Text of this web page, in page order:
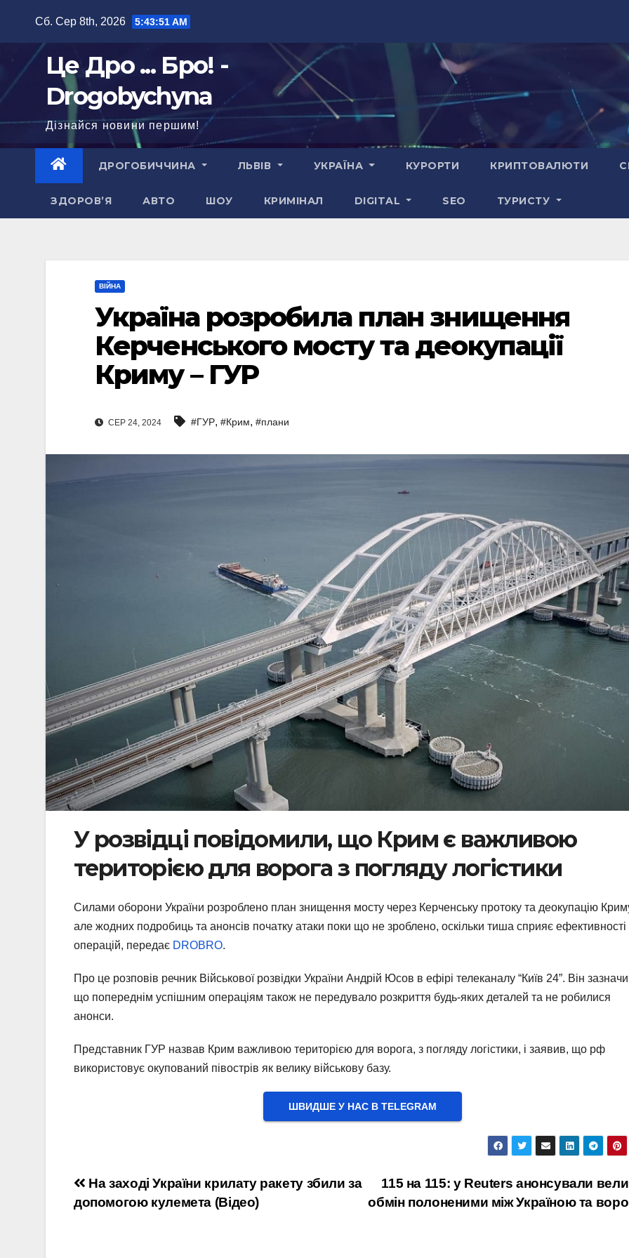
Сб. Сер 8th, 2026 5:43:52 AM
Це Дро ... Бро! -
Drogobychyna
Дізнайся новини першим!
ДРОГОБИЧЧИНА ЛЬВІВ УКРАЇНА КУРОРТИ КРИПТОВАЛЮТИ
ЗДОРОВ’Я АВТО ШОУ КРИМІНАЛ DIGITAL SEO ТУРИСТУ
ВІЙНА
Україна розробила план знищення
Керченського мосту та деокупації
Криму – ГУР
СЕР 24, 2024 #ГУР, #Крим, #плани
У розвідці повідомили, що Крим є важливою
територією для ворога з погляду логістики
Силами оборони України розроблено план знищення мосту через Керченську протоку та деокупацію
але жодних подробиць та анонсів початку атаки поки що не зроблено, оскільки тиша сприяє ефективності
операцій, передає DROBRO.
Про це розповів речник Військової розвідки України Андрій Юсов в ефірі телеканалу “Київ 24”. Він
що попереднім успішним операціям також не передувало розкриття будь-яких деталей та не робилися
анонси.
Представник ГУР назвав Крим важливою територією для ворога, з погляду логістики, і заявив, що рф
використовує окупований півострів як велику військову базу.
ШВИДШЕ У НАС В ТELEGRAM
Навігація
записів
115 на 115: у Reuters анонсували
обмін полоненими між Україною та
На заході України крилату ракету збили за
допомогою кулемета (Відео)